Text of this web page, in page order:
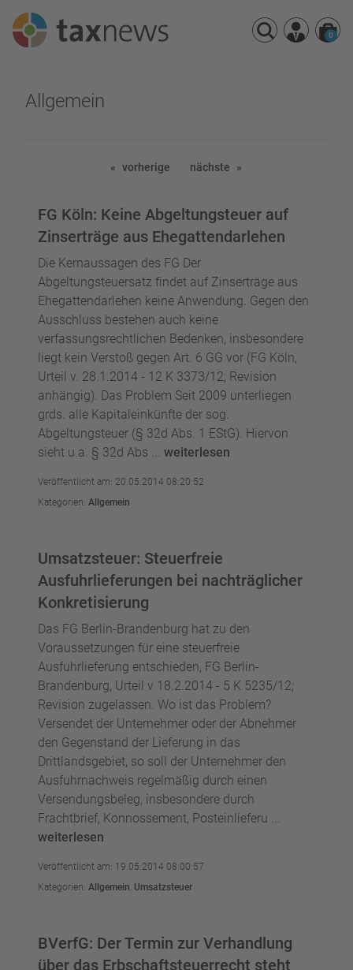
Seminare
0
Allgemein
vorherige nächste
FG Köln: Keine Abgeltungsteuer auf
Zinserträge aus Ehegattendarlehen
Die Kernaussagen des FG Der
Abgeltungsteuersatz findet auf Zinserträge aus
Ehegattendarlehen keine Anwendung. Gegen den
Ausschluss bestehen auch keine
verfassungsrechtlichen Bedenken, insbesondere
liegt kein Verstoß gegen Art. 6 GG vor (FG Köln,
Urteil v. 28.1.2014 - 12 K 3373/12; Revision
anhängig). Das Problem Seit 2009 unterliegen
grds. alle Kapitaleinkünfte der sog.
Abgeltungsteuer (§ 32d Abs. 1 EStG). Hiervon
sieht u.a. § 32d Abs ... weiterlesen
Veröffentlicht am: 20.05.2014 08:20:52
Kategorien: Allgemein
Umsatzsteuer: Steuerfreie
Ausfuhrlieferungen bei nachträglicher
Konkretisierung
Das FG Berlin-Brandenburg hat zu den
Voraussetzungen für eine steuerfreie
Ausfuhrlieferung entschieden, FG Berlin-
Brandenburg, Urteil v 18.2.2014 - 5 K 5235/12;
Revision zugelassen. Wo ist das Problem?
Versendet der Unternehmer oder der Abnehmer
den Gegenstand der Lieferung in das
Drittlandsgebiet, so soll der Unternehmer den
Ausfuhrnachweis regelmäßig durch einen
Versendungsbeleg, insbesondere durch
Frachtbrief, Konnossement, Posteinlieferu ...
weiterlesen
Veröffentlicht am: 19.05.2014 08:00:57
Kategorien: Allgemein, Umsatzsteuer
BVerfG: Der Termin zur Verhandlung
über das Erbschaftsteuerrecht steht